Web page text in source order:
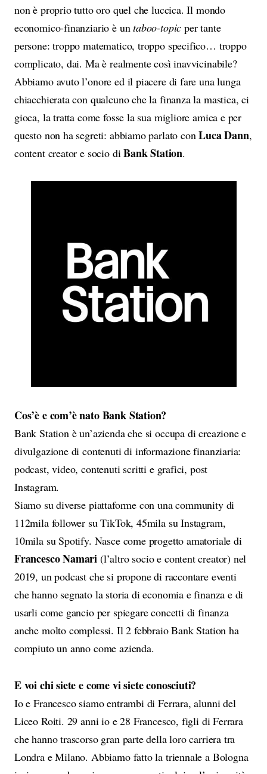
non è proprio tutto oro quel che luccica. Il mondo
economico-finanziario è untaboo-topic per tante
persone: troppo matematico, troppo specifico… troppo
complicato, dai. Ma è realmente così inavvicinabile?
Abbiamo avuto l’onore ed il piacere di fare una lunga
chiacchierata con qualcuno che la finanza la mastica, ci
gioca, la tratta come fosse la sua migliore amica e per
questo non ha segreti: abbiamo parlato conLuca Dann,
content creator e socio diBank Station.
Cos’è e com’è nato Bank Station?
Bank Station è un’azienda che si occupa di creazione e
divulgazione di contenuti di informazione finanziaria:
podcast, video, contenuti scritti e grafici, post
Instagram.
Siamo su diverse piattaforme con una community di
112mila follower su TikTok, 45mila su Instagram,
10mila su Spotify. Nasce come progetto amatoriale di
Francesco Namari (l’altro socio e content creator) nel
2019, un podcast che si propone di raccontare eventi
che hanno segnato la storia di economia e finanza e di
usarli come gancio per spiegare concetti di finanza
anche molto complessi. Il 2 febbraio Bank Station ha
compiuto un anno come azienda.
E voi chi siete e come vi siete conosciuti?
Io e Francesco siamo entrambi di Ferrara, alunni del
Liceo Roiti. 29 anni io e 28 Francesco, figli di Ferrara
che hanno trascorso gran parte della loro carriera tra
Londra e Milano. Abbiamo fatto la triennale a Bologna